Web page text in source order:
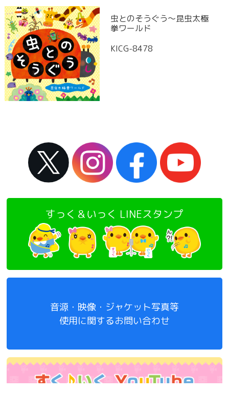
虫とのそうぐう～昆虫太極
拳ワールド
KICG-8478
すっく＆いっく LINEスタンプ
音源・映像・ジャケット写真等
使用に関するお問い合わせ